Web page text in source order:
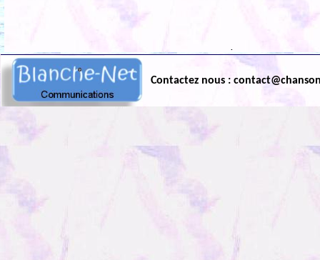
.
Contactez nous :